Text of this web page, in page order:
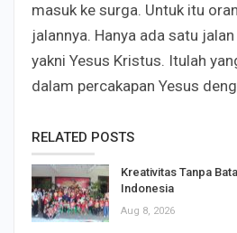
masuk ke surga. Untuk itu
jalannya. Hanya ada satu
yakni Yesus Kristus. Itulah
dalam percakapan Yesus
RELATED POSTS
Kreativitas Tanpa
Indonesia
Aug 8, 2026